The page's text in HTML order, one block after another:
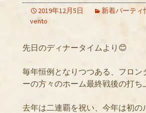
2019年12月5日 新着パーティ
vento
先日のディナータイムより😊
毎年恒例となりつつある、フロン
ーの方々のホーム最終戦後の打ち
去年は二連覇を祝い、今年は初の